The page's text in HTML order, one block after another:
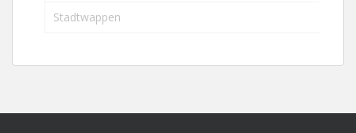
Stadtwappen